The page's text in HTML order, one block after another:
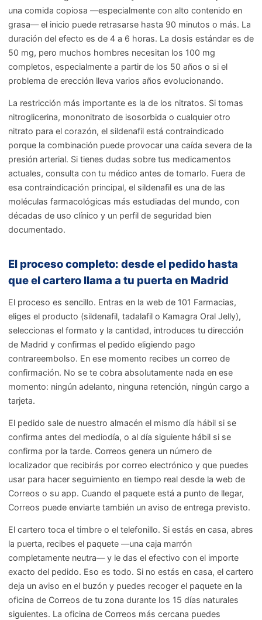
una comida copiosa —especialmente con alto contenido en
grasa— el inicio puede retrasarse hasta 90 minutos o más. La
duración del efecto es de 4 a 6 horas. La dosis estándar es de
50 mg, pero muchos hombres necesitan los 100 mg
completos, especialmente a partir de los 50 años o si el
problema de erección lleva varios años evolucionando.
La restricción más importante es la de los nitratos. Si tomas
nitroglicerina, mononitrato de isosorbida o cualquier otro
nitrato para el corazón, el sildenafil está contraindicado
porque la combinación puede provocar una caída severa de la
presión arterial. Si tienes dudas sobre tus medicamentos
actuales, consulta con tu médico antes de tomarlo. Fuera de
esa contraindicación principal, el sildenafil es una de las
moléculas farmacológicas más estudiadas del mundo, con
décadas de uso clínico y un perfil de seguridad bien
documentado.
El proceso completo: desde el pedido hasta
que el cartero llama a tu puerta en Madrid
El proceso es sencillo. Entras en la web de 101 Farmacias,
eliges el producto (sildenafil, tadalafil o Kamagra Oral Jelly),
seleccionas el formato y la cantidad, introduces tu dirección
de Madrid y confirmas el pedido eligiendo pago
contrareembolso. En ese momento recibes un correo de
confirmación. No se te cobra absolutamente nada en ese
momento: ningún adelanto, ninguna retención, ningún cargo a
tarjeta.
El pedido sale de nuestro almacén el mismo día hábil si se
confirma antes del mediodía, o al día siguiente hábil si se
confirma por la tarde. Correos genera un número de
localizador que recibirás por correo electrónico y que puedes
usar para hacer seguimiento en tiempo real desde la web de
Correos o su app. Cuando el paquete está a punto de llegar,
Correos puede enviarte también un aviso de entrega previsto.
El cartero toca el timbre o el telefonillo. Si estás en casa, abres
la puerta, recibes el paquete —una caja marrón
completamente neutra— y le das el efectivo con el importe
exacto del pedido. Eso es todo. Si no estás en casa, el cartero
deja un aviso en el buzón y puedes recoger el paquete en la
oficina de Correos de tu zona durante los 15 días naturales
siguientes. La oficina de Correos más cercana puedes